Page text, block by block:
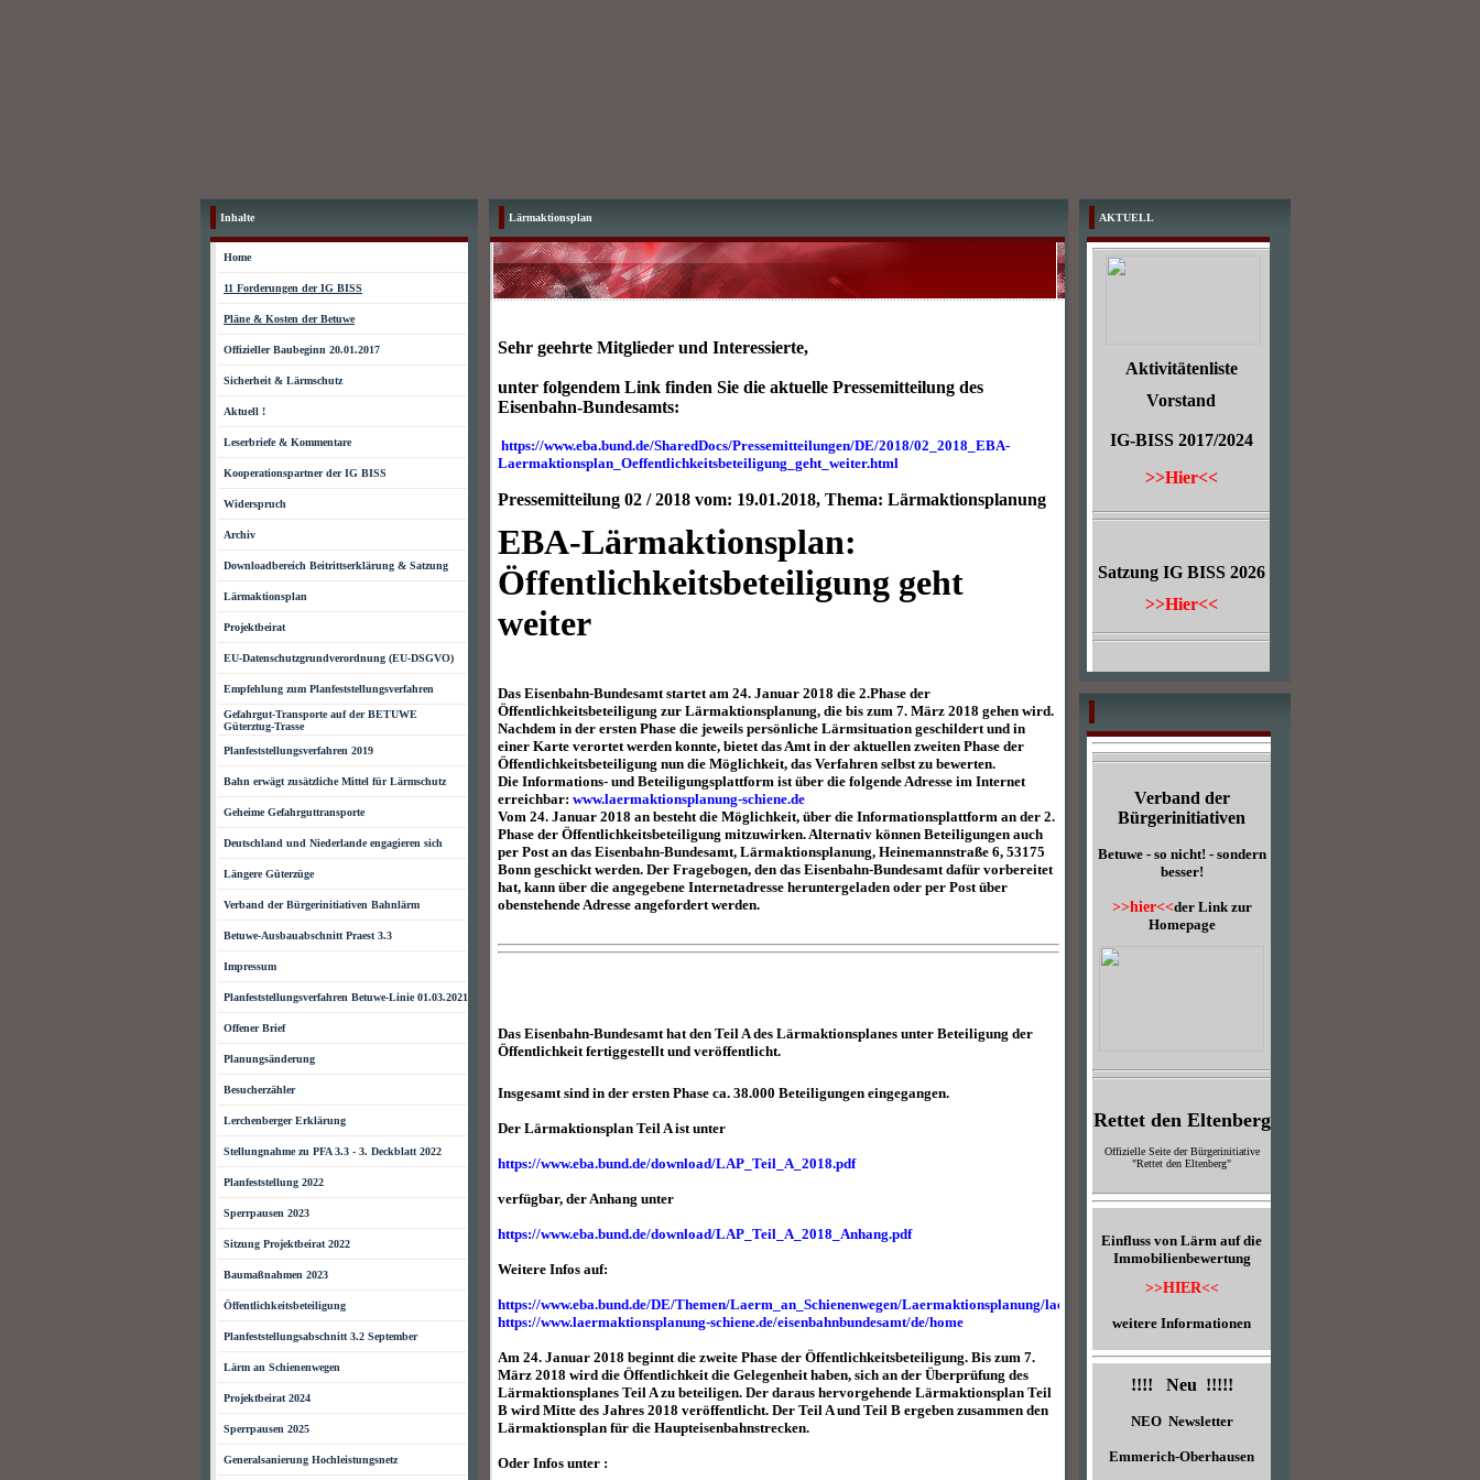
Inhalte
Home
11 Forderungen der IG BISS
Pläne & Kosten der Betuwe
Offizieller Baubeginn 20.01.2017
Sicherheit & Lärmschutz
Aktuell !
Leserbriefe & Kommentare
Kooperationspartner der IG BISS
Widerspruch
Archiv
Downloadbereich Beitrittserklärung & Satzung
Lärmaktionsplan
Projektbeirat
EU-Datenschutzgrundverordnung (EU-DSGVO)
Empfehlung zum Planfeststellungsverfahren
Gefahrgut-Transporte auf der BETUWE
Güterztug-Trasse
Planfeststellungsverfahren 2019
Bahn erwägt zusätzliche Mittel für Lärmschutz
Geheime Gefahrguttransporte
Deutschland und Niederlande engagieren sich
Längere Güterzüge
Verband der Bürgerinitiativen Bahnlärm
Betuwe-Ausbauabschnitt Praest 3.3
Impressum
Planfeststellungsverfahren Betuwe-Linie 01.03.2021
Offener Brief
Planungsänderung
Besucherzähler
Lerchenberger Erklärung
Stellungnahme zu PFA 3.3 - 3. Deckblatt 2022
Planfeststellung 2022
Sperrpausen 2023
Sitzung Projektbeirat 2022
Baumaßnahmen 2023
Öffentlichkeitsbeteiligung
Planfeststellungsabschnitt 3.2 September
Lärm an Schienenwegen
Projektbeirat 2024
Sperrpausen 2025
Generalsanierung Hochleistungsnetz
Lärmaktionsplan
Sehr geehrte Mitglieder und Interessierte,
unter folgendem Link finden Sie die aktuelle Pressemitteilung des
Eisenbahn-Bundesamts:
https://www.eba.bund.de/SharedDocs/Pressemitteilungen/DE/2018/02_2018_EBA-
Laermaktionsplan_Oeffentlichkeitsbeteiligung_geht_weiter.html
Pressemitteilung 02 / 2018 vom: 19.01.2018, Thema: Lärmaktionsplanung
EBA-Lärmaktionsplan:
Öffentlichkeitsbeteiligung geht
weiter
Das Eisenbahn-Bundesamt startet am 24. Januar 2018 die 2.Phase der
Öffentlichkeitsbeteiligung zur Lärmaktionsplanung, die bis zum 7. März 2018 gehen wird.
Nachdem in der ersten Phase die jeweils persönliche Lärmsituation geschildert und in
einer Karte verortet werden konnte, bietet das Amt in der aktuellen zweiten Phase der
Öffentlichkeitsbeteiligung nun die Möglichkeit, das Verfahren selbst zu bewerten.
Die Informations- und Beteiligungsplattform ist über die folgende Adresse im Internet
erreichbar: www.laermaktionsplanung-schiene.de
Vom 24. Januar 2018 an besteht die Möglichkeit, über die Informationsplattform an der 2.
Phase der Öffentlichkeitsbeteiligung mitzuwirken. Alternativ können Beteiligungen auch
per Post an das Eisenbahn-Bundesamt, Lärmaktionsplanung, Heinemannstraße 6, 53175
Bonn geschickt werden. Der Fragebogen, den das Eisenbahn-Bundesamt dafür vorbereitet
hat, kann über die angegebene Internetadresse heruntergeladen oder per Post über
obenstehende Adresse angefordert werden.
Das Eisenbahn-Bundesamt hat den Teil A des Lärmaktionsplanes unter Beteiligung der
Öffentlichkeit fertiggestellt und veröffentlicht.
Insgesamt sind in der ersten Phase ca. 38.000 Beteiligungen eingegangen.
Der Lärmaktionsplan Teil A ist unter
https://www.eba.bund.de/download/LAP_Teil_A_2018.pdf
verfügbar, der Anhang unter
https://www.eba.bund.de/download/LAP_Teil_A_2018_Anhang.pdf
Weitere Infos auf:
https://www.eba.bund.de/DE/Themen/Laerm_an_Schienenwegen/Laermaktionsplanung/laermaktionsplanung_node.html
https://www.laermaktionsplanung-schiene.de/eisenbahnbundesamt/de/home
Am 24. Januar 2018 beginnt die zweite Phase der Öffentlichkeitsbeteiligung. Bis zum 7.
März 2018 wird die Öffentlichkeit die Gelegenheit haben, sich an der Überprüfung des
Lärmaktionsplanes Teil A zu beteiligen. Der daraus hervorgehende Lärmaktionsplan Teil
B wird Mitte des Jahres 2018 veröffentlicht. Der Teil A und Teil B ergeben zusammen den
Lärmaktionsplan für die Haupteisenbahnstrecken.
Oder Infos unter :
AKTUELL
Aktivitätenliste
Vorstand
IG-BISS 2017/2024
>>Hier<<
Satzung IG BISS 2026
>>Hier<<
Verband der
Bürgerinitiativen
Betuwe - so nicht! - sondern
besser!
>>hier<<der Link zur
Homepage
Rettet den Eltenberg
Offizielle Seite der Bürgerinitiative
"Rettet den Eltenberg"
Einfluss von Lärm auf die
Immobilienbewertung
>>HIER<<
weitere Informationen
!!!! Neu !!!!!
NEO Newsletter
Emmerich-Oberhausen